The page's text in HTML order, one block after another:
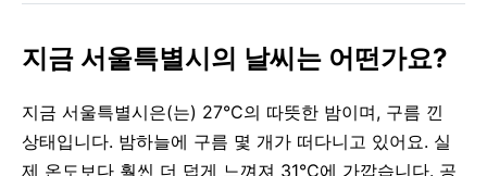
지금 서울특별시의 날씨는 어떤가요?
지금 서울특별시은(는) 27°C의 따뜻한 밤이며, 구름 낀
상태입니다. 밤하늘에 구름 몇 개가 떠다니고 있어요. 실
제 온도보다 훨씬 더 덥게 느껴져 31°C에 가깝습니다. 공